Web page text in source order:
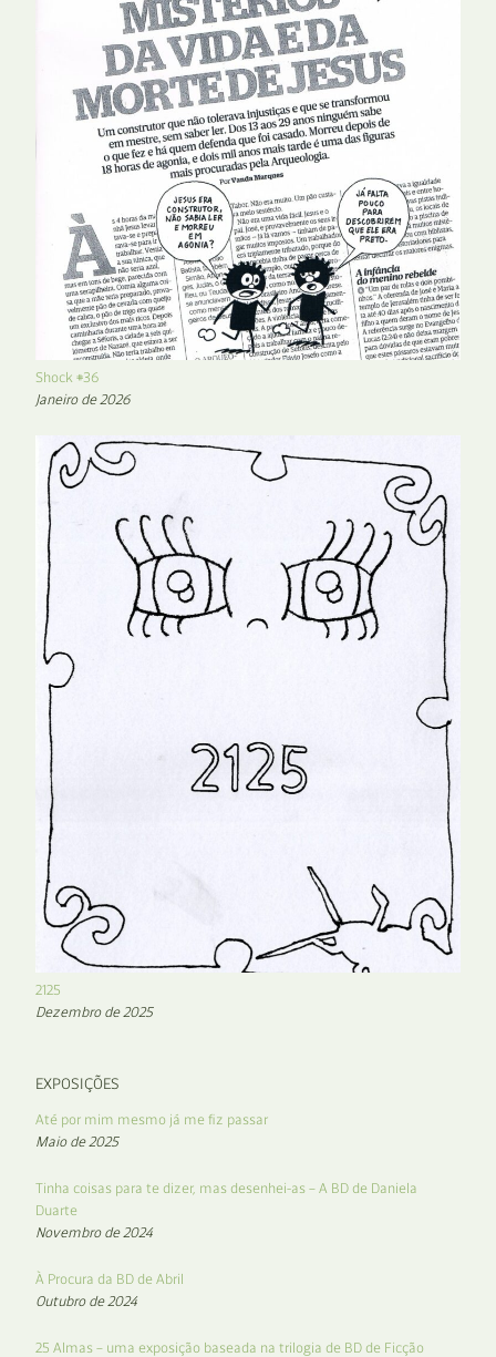
Shock #36
Janeiro de 2026
2125
Dezembro de 2025
EXPOSIÇÕES
Até por mim mesmo já me fiz passar
Maio de 2025
Tinha coisas para te dizer, mas desenhei-as – A BD de Daniela
Duarte
Novembro de 2024
À Procura da BD de Abril
Outubro de 2024
25 Almas – uma exposição baseada na trilogia de BD de Ficção